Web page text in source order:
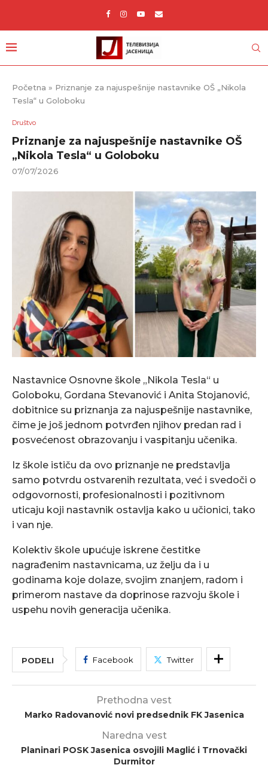
Početna » Priznanje za najuspešnije nastavnike OŠ „Nikola
Tesla“ u Goloboku
Društvo
Priznanje za najuspešnije nastavnike OŠ
„Nikola Tesla“ u Goloboku
07/07/2026
Nastavnice Osnovne škole „Nikola Tesla“ u
Goloboku, Gordana Stevanović i Anita Stojanović,
dobitnice su priznanja za najuspešnije nastavnike,
čime je još jednom potvrđen njihov predan rad i
posvećenost obrazovanju i vaspitanju učenika.
Iz škole ističu da ovo priznanje ne predstavlja
samo potvrdu ostvarenih rezultata, već i svedoči o
odgovornosti, profesionalnosti i pozitivnom
uticaju koji nastavnik ostavlja kako u učionici, tako
i van nje.
Kolektiv škole upućuje iskrene čestitke
nagrađenim nastavnicama, uz želju da i u
godinama koje dolaze, svojim znanjem, radom i
primerom nastave da doprinose razvoju škole i
uspehu novih generacija učenika.
PODELI Facebook Twitter
Prethodna vest
Marko Radovanović novi predsednik FK Jasenica
Naredna vest
Planinari POSK Jasenica osvojili Maglić i Trnovački
Durmitor